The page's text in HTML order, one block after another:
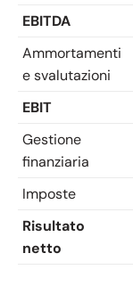
EBITDA
Ammortamenti
e svalutazioni
EBIT
Gestione
finanziaria
Imposte
Risultato
netto